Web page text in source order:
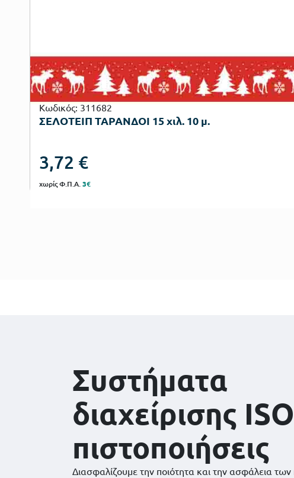
Κωδικός: 311682
ΣΕΛΟΤΕΙΠ ΤΑΡΑΝΔΟΙ 15 χιλ. 10 μ.
3,72 €
χωρίς Φ.Π.Α.3€
Συστήματα
διαχείρισης
πιστοποιήσεις
Διασφαλίζουμε την ποιότητα και την ασφάλεια